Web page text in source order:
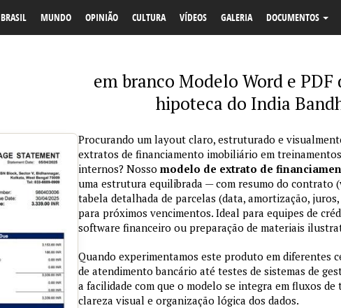
BRASIL MUNDO OPINIÃO CULTURA VÍDEOS GALERIA DOCUMENTOS
em branco Modelo Word e PDF
hipoteca do India
Procurando um layout claro, estruturado e
extratos de financiamento imobiliário em
internos? Nosso modelo de extrato de
uma estrutura equilibrada — com resumo do contrato
tabela detalhada de parcelas (data, amortização,
para próximos vencimentos. Ideal para equipes de
software financeiro ou preparação de materiais
Quando experimentamos este produto em diferentes
de atendimento bancário até testes de sistemas de
a facilidade com que o modelo se integra em fluxos de
clareza visual e organização lógica dos dados.